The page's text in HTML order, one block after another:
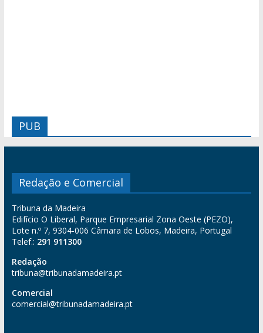
PUB
Redação e Comercial
Tribuna da Madeira
Edifício O Liberal, Parque Empresarial Zona Oeste (PEZO),
Lote n.º 7, 9304-006 Câmara de Lobos, Madeira, Portugal
Telef.: 291 911300
Redação
tribuna@tribunadamadeira.pt
Comercial
comercial@tribunadamadeira.pt